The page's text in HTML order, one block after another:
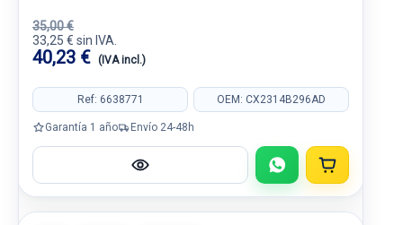
35,00 €
33,25 € sin IVA.
40,23 € (IVA incl.)
Ref: 6638771 OEM: CX2314B296AD
Garantía 1 año Envío 24-48h